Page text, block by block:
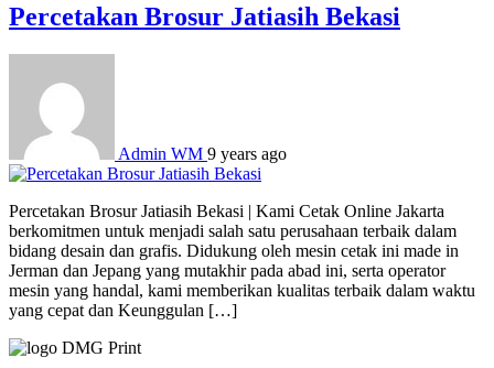
Percetakan Brosur Jatiasih Bekasi
Admin WM 9 years ago
Percetakan Brosur Jatiasih Bekasi | Kami Cetak Online Jakarta
berkomitmen untuk menjadi salah satu perusahaan terbaik dalam
bidang desain dan grafis. Didukung oleh mesin cetak ini made in
Jerman dan Jepang yang mutakhir pada abad ini, serta operator
mesin yang handal, kami memberikan kualitas terbaik dalam waktu
yang cepat dan Keunggulan […]